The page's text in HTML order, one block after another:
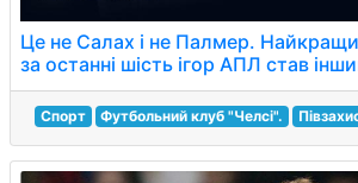
Це не Салах і не Палмер.
за останні шість ігор АПЛ став
Спорт Футбольний клуб "Челсі".